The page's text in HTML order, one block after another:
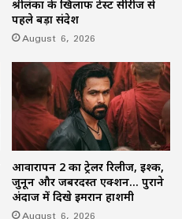
श्रीलंका के खिलाफ टेस्ट सीरीज से
पहले बड़ा संदेश
August 6, 2026
आवारापन 2 का ट्रेलर रिलीज, इश्क,
जुनून और जबरदस्त एक्शन… पुराने
अंदाज में दिखे इमरान हाशमी